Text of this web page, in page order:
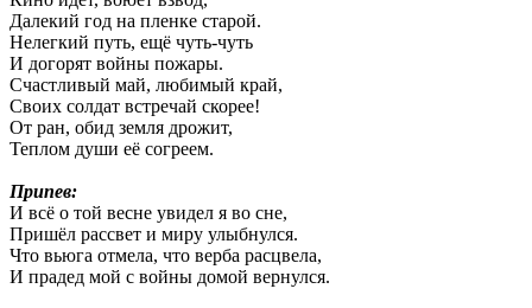
Далекий год на пленке старой.
Нелегкий путь, ещё чуть-чуть
И догорят войны пожары.
Счастливый май, любимый край,
Своих солдат встречай скорее!
От ран, обид земля дрожит,
Теплом души её согреем.
Припев:
И всё о той весне увидел я во сне,
Пришёл рассвет и миру улыбнулся.
Что вьюга отмела, что верба расцвела,
И прадед мой с войны домой вернулся.